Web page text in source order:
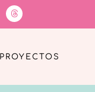
PROYECTOS